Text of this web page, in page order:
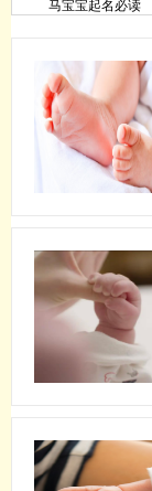
马宝宝起名必读